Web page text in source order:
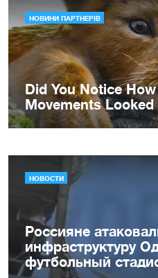
НОВОСТИ
Россияне
инфраструктуру
футбольный